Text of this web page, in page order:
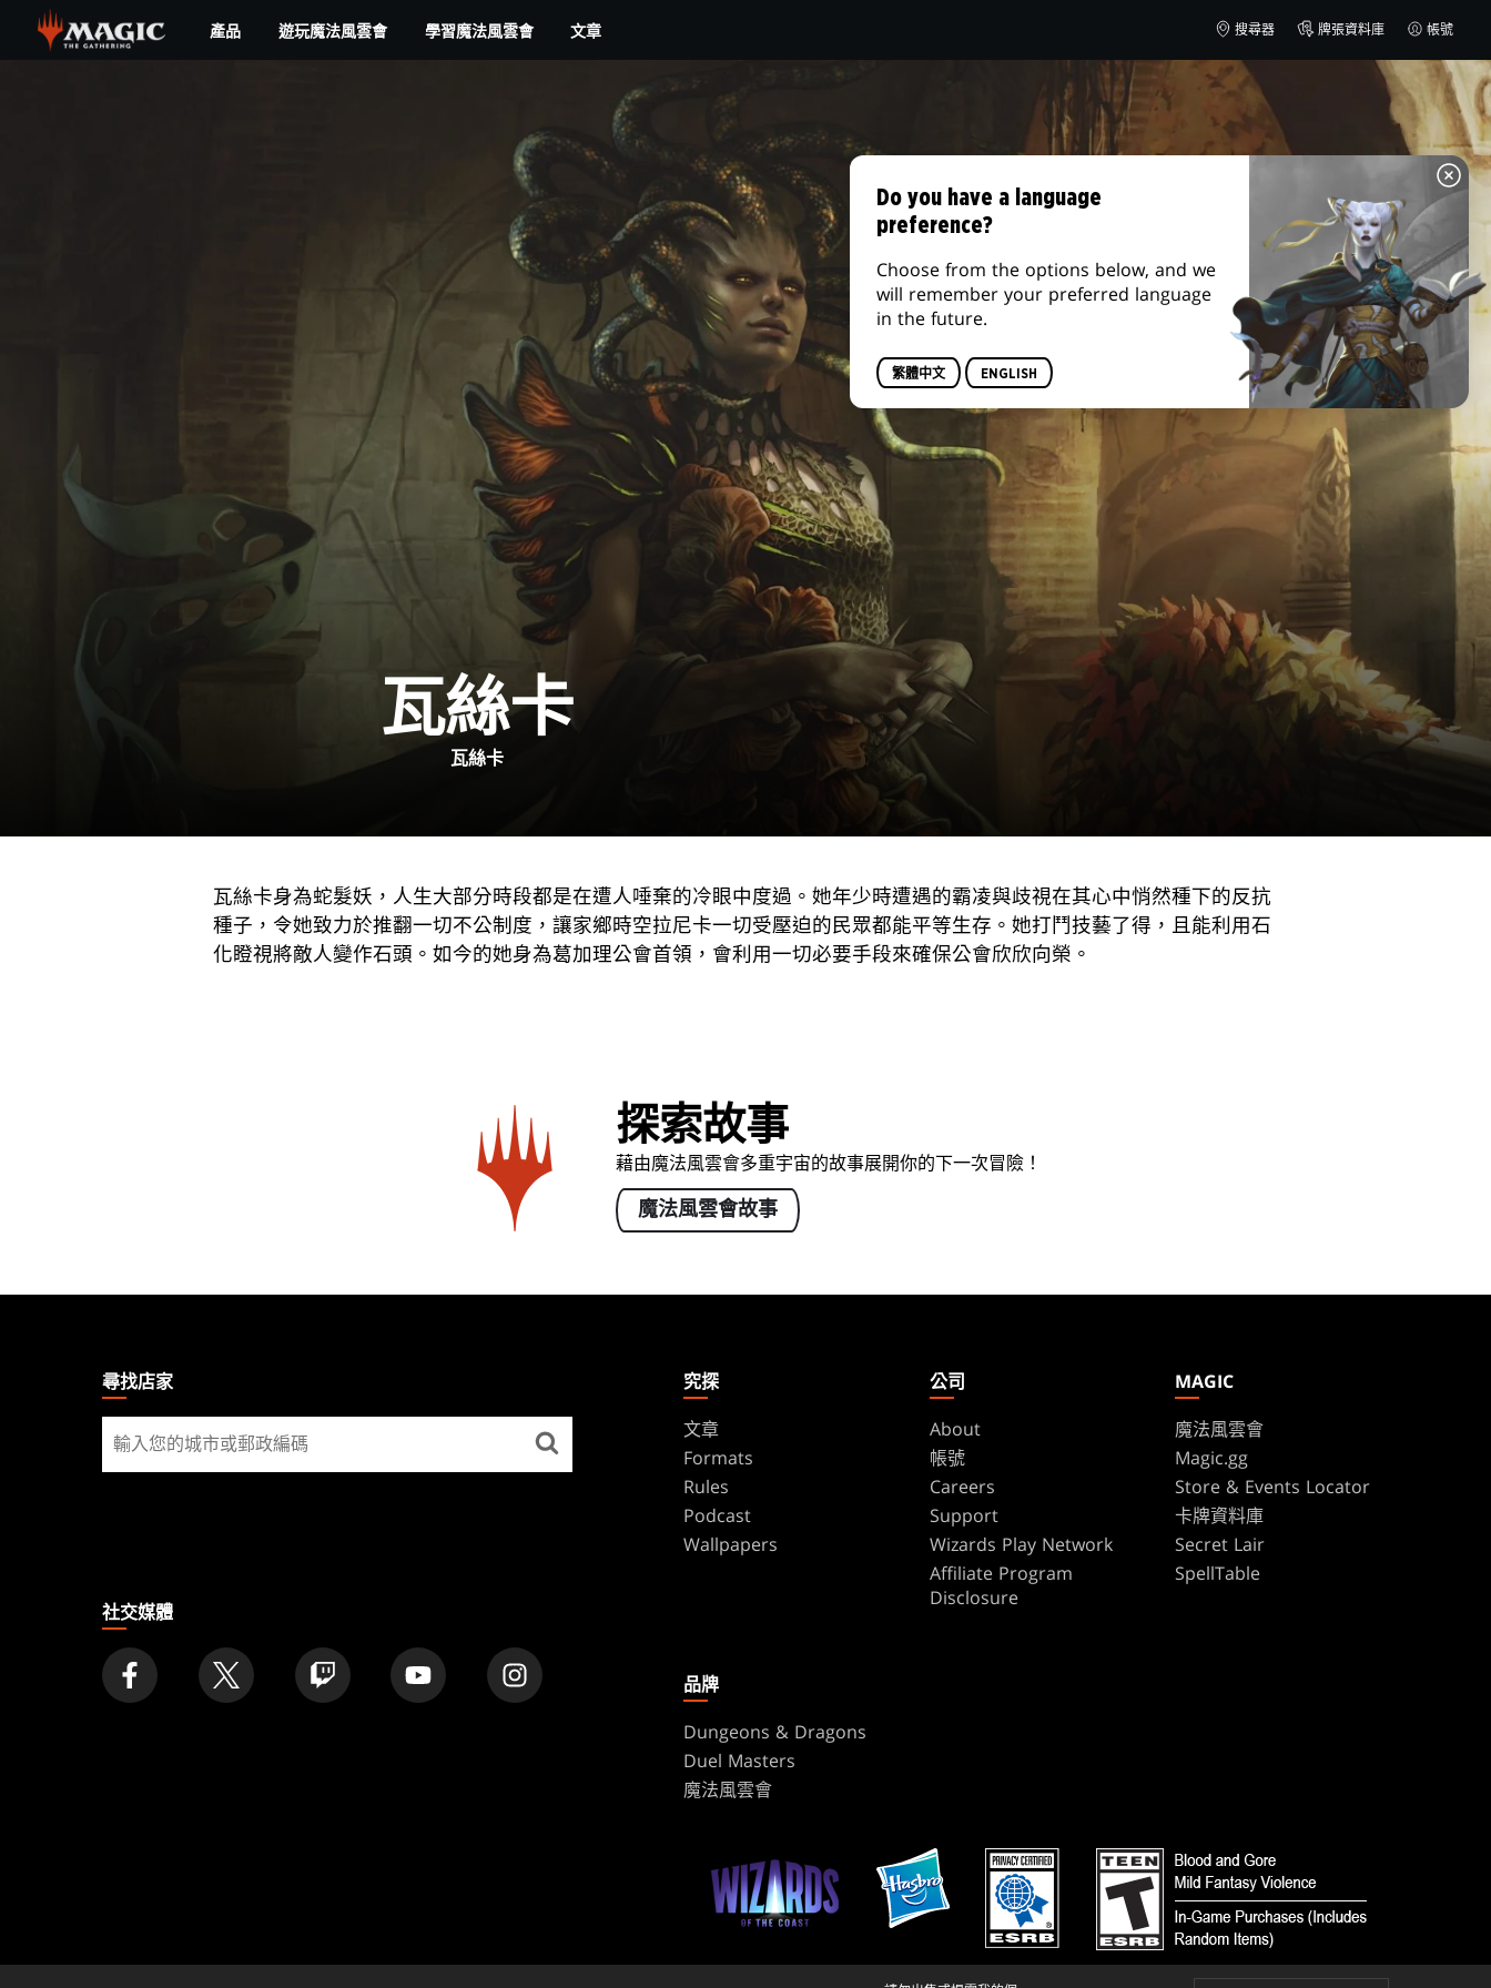
產品 遊玩魔法風雲會 學習魔法風雲會 文章 搜尋器 牌張資料庫 帳號
瓦絲卡
瓦絲卡
瓦絲卡身為蛇髮妖，人生大部分時段都是在遭人唾棄的冷眼中度過。她年少時遭遇的霸凌與歧視在其心中悄然種下的反抗
種子，令她致力於推翻一切不公制度，讓家鄉時空拉尼卡一切受壓迫的民眾都能平等生存。她打鬥技藝了得，且能利用石
化瞪視將敵人變作石頭。如今的她身為葛加理公會首領，會利用一切必要手段來確保公會欣欣向榮。
探索故事
藉由魔法風雲會多重宇宙的故事展開你的下一次冒險！
魔法風雲會故事
GATHERING尋找店家
尋
找
社交媒體
究探
文章
Formats
Rules
Podcast
Wallpapers
公司
About
帳號
Careers
Support
Wizards Play Network
Affiliate Program
Disclosure
MAGIC
魔法風雲會
Magic.gg
Store & Events Locator
卡牌資料庫
Secret Lair
SpellTable
品牌
Dungeons & Dragons
Duel Masters
魔法風雲會
Do you have a language
preference?
Choose from the options below, and we
will remember your preferred language
in the future.
繁體中文 ENGLISH